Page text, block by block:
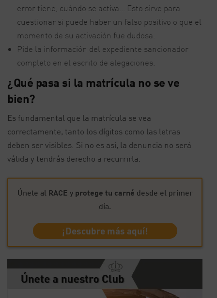
error tiene, cuándo se activa... Esto sirve para
cuestionar si puede haber un falso positivo o que el
momento de su activación fue dudosa.
Pide la información del expediente sancionador
completo en el escrito de alegaciones.
¿Qué pasa si la matrícula no se ve
bien?
Es fundamental que la matrícula se vea
correctamente, tanto los dígitos como las letras
deben ser visibles. Si no es así, la denuncia no será
válida y tendrás derecho a recurrirla.
Únete al RACE y protege tu carné desde el primer
día.
¡Descubre más aquí!